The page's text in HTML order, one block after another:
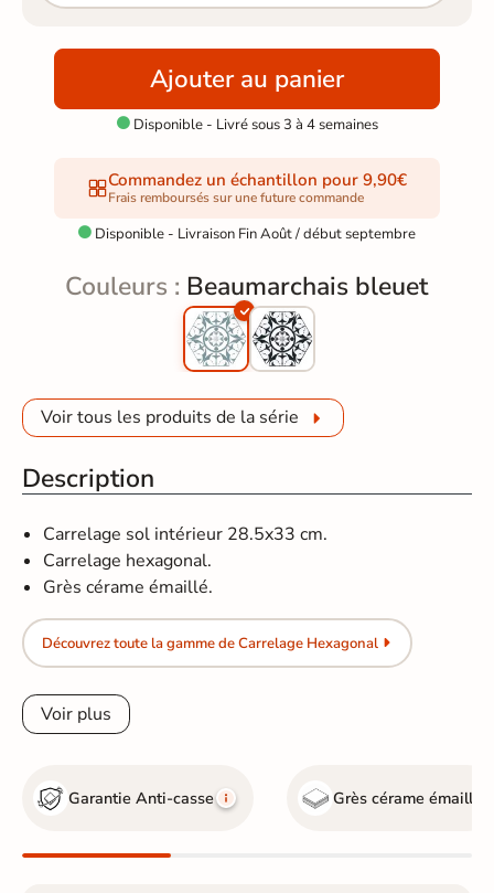
Ajouter au panier
Disponible - Livré sous 3 à 4 semaines
Commandez un échantillon pour 9,90€
Frais remboursés sur une future commande
 Disponible - Livraison Fin Août / début septembre
Couleurs : Beaumarchais bleuet
Voir tous les produits de la série
Description
Carrelage sol intérieur 28.5x33 cm.
Carrelage hexagonal.
Grès cérame émaillé.
Découvrez toute la gamme de Carrelage Hexagonal
Voir plus
Garantie Anti-casse Grès cérame émaillé